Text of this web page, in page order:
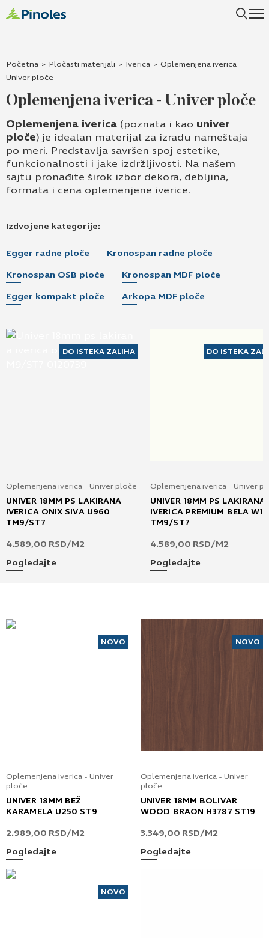
Početna > Pločasti materijali > Iverica > Oplemenjena iverica -
Univer ploče
Oplemenjena iverica - Univer ploče
Oplemenjena iverica (poznata i kao univer
ploče) je idealan materijal za izradu nameštaja
po meri. Predstavlja savršen spoj estetike,
funkcionalnosti i jake izdržljivosti. Na našem
sajtu pronađite širok izbor dekora, debljina,
formata i cena oplemenjene iverice.
Izdvojene kategorije:
Egger radne ploče Kronospan radne ploče
Kronospan OSB ploče Kronospan MDF ploče
Egger kompakt ploče Arkopa MDF ploče
DO ISTEKA ZALIHA
Oplemenjena iverica - Univer ploče
UNIVER 18MM PS LAKIRANA
IVERICA ONIX SIVA U960
TM9/ST7
4.589,00 RSD/M2
Pogledajte
DO ISTEKA
Oplemenjena iverica - Univer
UNIVER 18MM PS LAKIRANA
IVERICA PREMIUM BELA
TM9/ST7
4.589,00 RSD/M2
Pogledajte
NOVO
Oplemenjena iverica - Univer
ploče
UNIVER 18MM BEŽ
KARAMELA U250 ST9
2.989,00 RSD/M2
Pogledajte
NOVO
Oplemenjena iverica - Univer
ploče
UNIVER 18MM BOLIVAR
WOOD BRAON H3787 ST19
3.349,00 RSD/M2
Pogledajte
NOVO